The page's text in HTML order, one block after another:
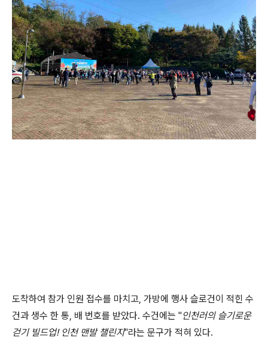
도착하여 참가 인원 접수를 마치고, 가방에 행사 슬로건이 적힌 수
건과 생수 한 통, 배 번호를 받았다. 수건에는 "인천러의 슬기로운
걷기 빌드업! 인천 맨발 챌린지"라는 문구가 적혀 있다.